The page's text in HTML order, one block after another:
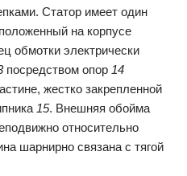
Статор имеет один
на корпусе
обмотки электрически
посредством опор 14
жестко закрепленной
15. Внешняя обойма
относительно
шарнирно связана с тягой